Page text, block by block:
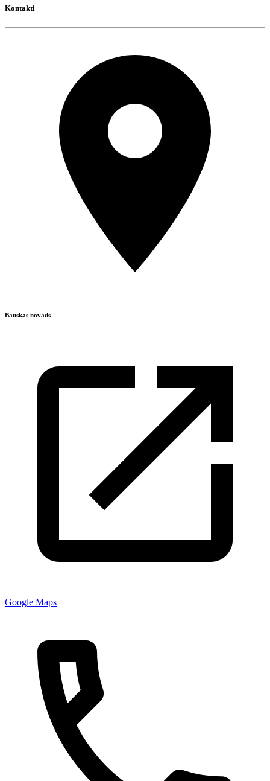
Kontakti
Bauskas novads
Google Maps